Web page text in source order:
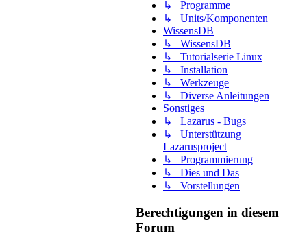
↳ Programme
↳ Units/Komponenten
WissensDB
↳ WissensDB
↳ Tutorialserie Linux
↳ Installation
↳ Werkzeuge
↳ Diverse Anleitungen
Sonstiges
↳ Lazarus - Bugs
↳ Unterstützung
Lazarusproject
↳ Programmierung
↳ Dies und Das
↳ Vorstellungen
Berechtigungen in diesem
Forum